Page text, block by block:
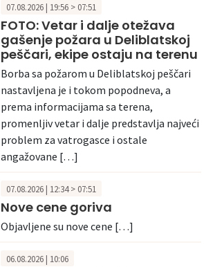
07.08.2026 | 19:56 > 07:51
FOTO: Vetar i dalje otežava
gašenje požara u Deliblatskoj
peščari, ekipe ostaju na terenu
Borba sa požarom u Deliblatskoj peščari
nastavljena je i tokom popodneva, a
prema informacijama sa terena,
promenljiv vetar i dalje predstavlja najveći
problem za vatrogasce i ostale
angažovane […]
07.08.2026 | 12:34 > 07:51
Nove cene goriva
Objavljene su nove cene […]
06.08.2026 | 10:06